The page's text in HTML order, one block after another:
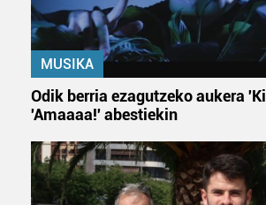
Bazkide batzuek ez dizute baimenik
interes komertzial legitimoetan
bazkideen zerrenda, beren ustez zein
duten interes legitimoa eta horren aurka
dezakezun ikusteko.
Lortu zure datu pertsonalak
buruzko informazio gehiago eta ezarri
datuen atalean. Edozein unetan alda
MUSIKA
Odik berria ezagutzeko aukera
'Amaaaa!' abestiekin